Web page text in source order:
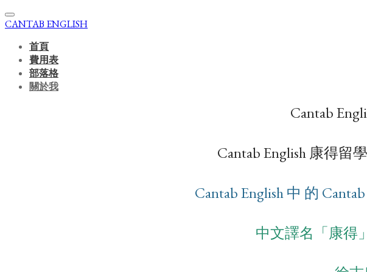
CANTAB ENGLISH
首頁
費用表
部落格
關於我
Cantab
​Cantab English 康得留
Cantab English 中 的
中文譯名「康得